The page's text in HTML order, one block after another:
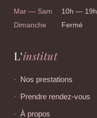
Mar — Sam
10h — 19h
Dimanche
Fermé
L'institut
Nos prestations
Prendre rendez-vous
À propos